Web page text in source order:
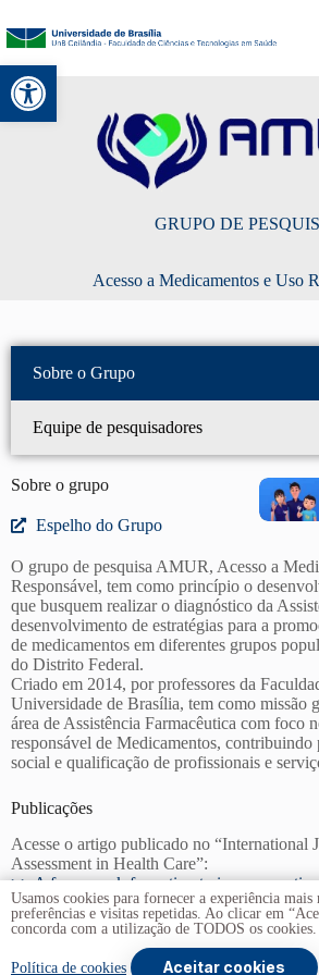
Abrir a barra de
GRUPO DE
Acesso a Medicamentos e Uso
Sobre o Grupo
Equipe de pesquisadores
Sobre o grupo
Espelho do Grupo
O grupo de pesquisa AMUR, Acesso a
Responsável, tem como princípio o
que busquem realizar o diagnóstico da
desenvolvimento de estratégias para a
de medicamentos em diferentes grupos
do Distrito Federal.
Criado em 2014, por professores da
Universidade de Brasília, tem como missão
área de Assistência Farmacêutica com foco
responsável de Medicamentos, contribuindo
social e qualificação de profissionais e
Publicações
Acesse o artigo publicado no “International
Assessment in Health Care”:
>> A framework for action to improve
involvement in health technology assessment
Copyright © 2026 - Universidade de Brasília
Usamos cookies para fornecer a experiência mais
preferências e visitas repetidas. Ao clicar em
concorda com a utilização de TODOS os cookies.
Política de cookies Aceitar cookies